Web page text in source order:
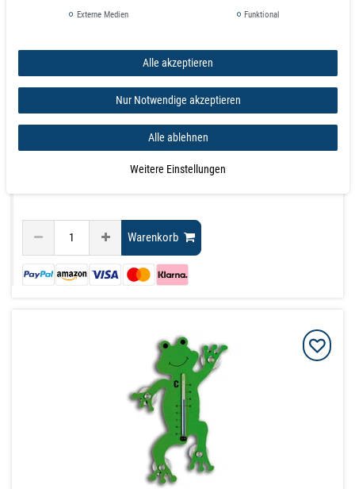
15,98 €
Staffelpreise
Ab Menge:3
14,31 €
Ab Menge:20
11,83 €
Warenkorb
Externe Medien Funktional
Alle akzeptieren
Nur Notwendige akzeptieren
Alle ablehnen
Weitere Einstellungen